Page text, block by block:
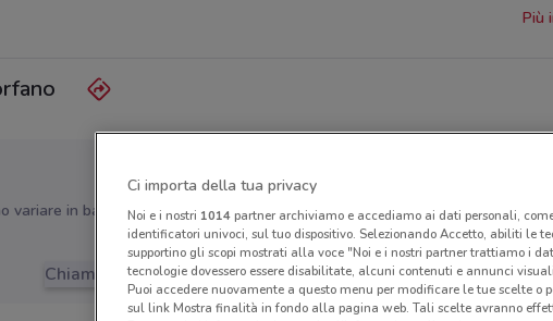
Più
variare in base agli ultimi provvedimenti regionali o nazionali. Verifica
Chiama il negozio
Ci importa della tua privacy
Noi e i nostri 1014partner archiviamo e accediamo ai dati personali,
identificatori univoci, sul tuo dispositivo. Selezionando Accetto, abiliti le
supportino gli scopi mostrati alla voce "Noi e i nostri partner trattiamo i
tecnologie dovessero essere disabilitate, alcuni contenuti e annunci
Puoi accedere nuovamente a questo menu per modificare le tue scelte o
sul link Mostra finalità in fondo alla pagina web. Tali scelte avranno